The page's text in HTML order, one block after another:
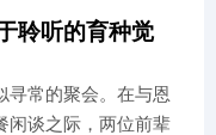
聆听的育种觉
寻常的聚会。在与恩
闲谈之际，两位前辈